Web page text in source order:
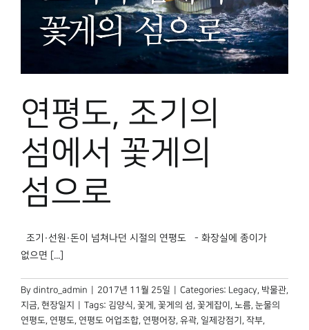
민속 인사이드
원문보기 PDF
박물관 홈페이지
연평도, 조기의
섬에서 꽃게의
섬으로
조기·선원·돈이 넘쳐나던 시절의 연평도 - 화장실에 종이가
없으면 [...]
By dintro_admin 2017년 11월 25일 Categories: Legacy, 박물관,
지금, 현장일지 Tags: 김양식, 꽃게 , 꽃게의 섬, 꽃게잡이 , 노름, 눈물의
연평도, 연평도, 연평도 어업조합, 연평어장, 유곽, 일제강점기 , 작부,